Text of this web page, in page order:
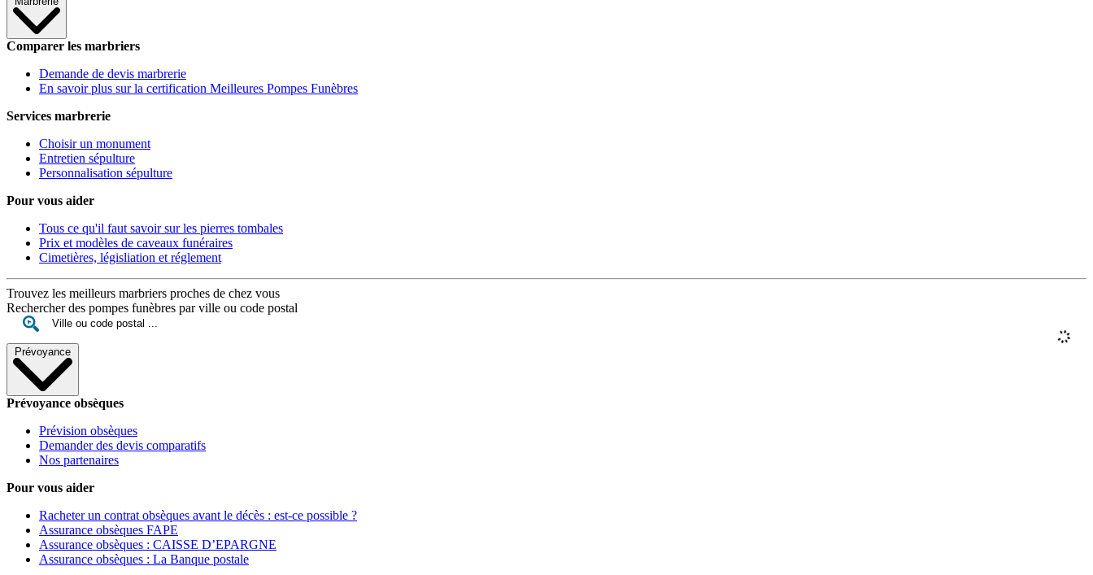
Comparer les marbriers
Demande de devis marbrerie
En savoir plus sur la certification Meilleures Pompes Funèbres
Services marbrerie
Choisir un monument
Entretien sépulture
Personnalisation sépulture
Pour vous aider
Tous ce qu'il faut savoir sur les pierres tombales
Prix et modèles de caveaux funéraires
Cimetières, législiation et réglement
Trouvez les meilleurs marbriers proches de chez vous
Rechercher des pompes funèbres par ville ou code postal
Prévoyance
Prévoyance obsèques
Prévision obsèques
Demander des devis comparatifs
Nos partenaires
Pour vous aider
Racheter un contrat obsèques avant le décès : est-ce possible ?
Assurance obsèques FAPE
Assurance obsèques : CAISSE D’EPARGNE
Assurance obsèques : La Banque postale